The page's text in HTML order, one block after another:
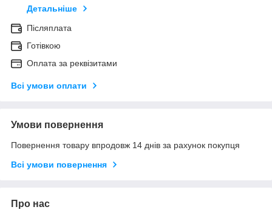
Детальніше
Післяплата
Готівкою
Оплата за реквізитами
Всі умови оплати
Умови повернення
Повернення товару впродовж 14 днів за рахунок покупця
Всі умови повернення
Про нас